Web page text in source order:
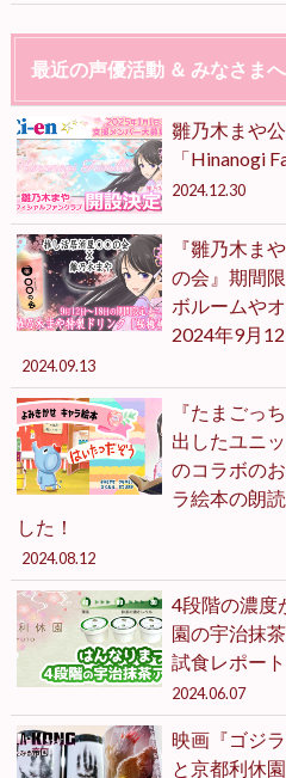
最近の声優活動 ＆ みなさま
雛乃木まや
「Hinanogi
2024.12.30
『雛乃木ま
の会』期間
ボルームや
2024年9月
2024.09.13
『たまごっ
出したユニ
のコラボの
ラ絵本の朗
した！
2024.08.12
4段階の濃度
園の宇治抹
試食レポー
2024.06.07
映画『ゴジ
と京都利休